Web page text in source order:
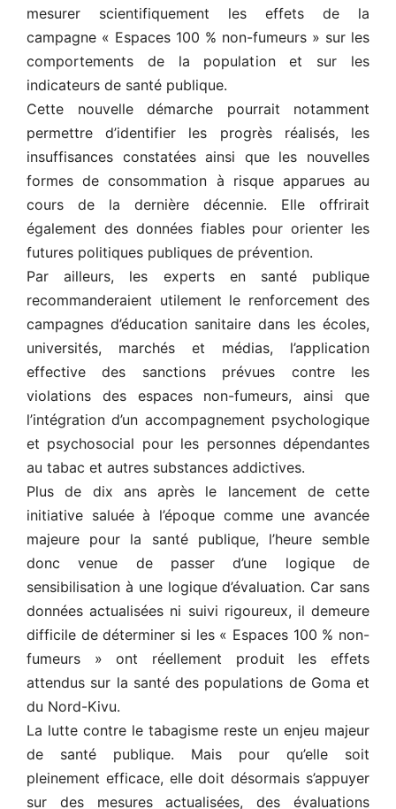
mesurer scientifiquement les effets de la
campagne « Espaces 100 % non-fumeurs » sur les
comportements de la population et sur les
indicateurs de santé publique.
Cette nouvelle démarche pourrait notamment
permettre d’identifier les progrès réalisés, les
insuffisances constatées ainsi que les nouvelles
formes de consommation à risque apparues au
cours de la dernière décennie. Elle offrirait
également des données fiables pour orienter les
futures politiques publiques de prévention.
Par ailleurs, les experts en santé publique
recommanderaient utilement le renforcement des
campagnes d’éducation sanitaire dans les écoles,
universités, marchés et médias, l’application
effective des sanctions prévues contre les
violations des espaces non-fumeurs, ainsi que
l’intégration d’un accompagnement psychologique
et psychosocial pour les personnes dépendantes
au tabac et autres substances addictives.
Plus de dix ans après le lancement de cette
initiative saluée à l’époque comme une avancée
majeure pour la santé publique, l’heure semble
donc venue de passer d’une logique de
sensibilisation à une logique d’évaluation. Car sans
données actualisées ni suivi rigoureux, il demeure
difficile de déterminer si les « Espaces 100 % non-
fumeurs » ont réellement produit les effets
attendus sur la santé des populations de Goma et
du Nord-Kivu.
La lutte contre le tabagisme reste un enjeu majeur
de santé publique. Mais pour qu’elle soit
pleinement efficace, elle doit désormais s’appuyer
sur des mesures actualisées, des évaluations